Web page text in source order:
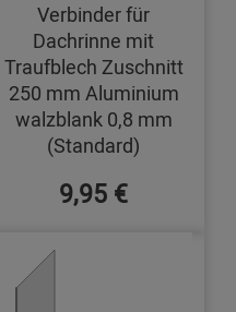
Verbinder für
Dachrinne mit
Traufblech Zuschnitt
250 mm Aluminium
walzblank 0,8 mm
(Standard)
9,95 €